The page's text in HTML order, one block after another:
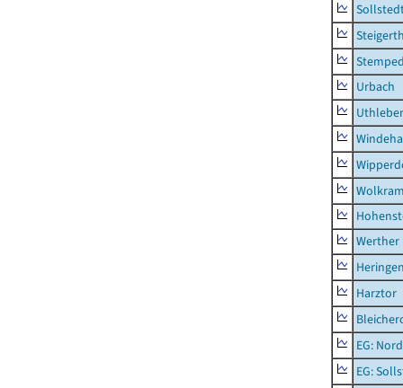
Urbach
Werther
Harztor
EG:
EG: